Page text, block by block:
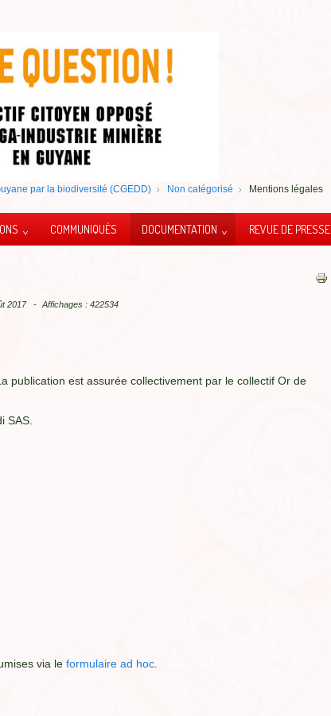
par la biodiversité (CGEDD) Non catégorisé Mentions légales
COMMUNIQUÉS DOCUMENTATION REVUE DE PRESSE
2017 Affichages : 422534
publication est assurée collectivement par le collectif Or de
SAS.
via le formulaire ad hoc.